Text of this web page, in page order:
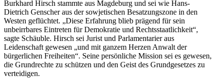
Burkhard Hirsch stammte aus Magdeburg und sei wie Hans-
Dietrich Genscher aus der sowjetischen Besatzungszone in den
Westen geflüchtet. „Diese Erfahrung blieb prägend für sein
unbeirrbares Eintreten für Demokratie und Rechtsstaatlichkeit“,
sagte Schäuble. Hirsch sei Jurist und Parlamentarier aus
Leidenschaft gewesen „und mit ganzem Herzen Anwalt der
bürgerlichen Freiheiten“. Seine persönliche Mission sei es gewesen,
die Grundrechte zu schützen und den Geist des Grundgesetzes zu
verteidigen.